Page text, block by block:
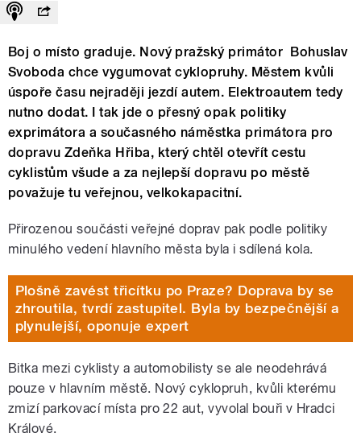
Boj o místo graduje. Nový pražský primátor Bohuslav
Svoboda chce vygumovat cyklopruhy. Městem kvůli
úspoře času nejraději jezdí autem. Elektroautem tedy
nutno dodat. I tak jde o přesný opak politiky
exprimátora a současného náměstka primátora pro
dopravu Zdeňka Hřiba, který chtěl otevřít cestu
cyklistům všude a za nejlepší dopravu po městě
považuje tu veřejnou, velkokapacitní.
Přirozenou součásti veřejné doprav pak podle politiky
minulého vedení hlavního města byla i sdílená kola.
Plošně zavést třicítku po Praze? Doprava by se
zhroutila, tvrdí zastupitel. Byla by bezpečnější a
plynulejší, oponuje expert
Bitka mezi cyklisty a automobilisty se ale neodehrává
pouze v hlavním městě. Nový cyklopruh, kvůli kterému
zmizí parkovací místa pro 22 aut, vyvolal bouři v Hradci
Králové.